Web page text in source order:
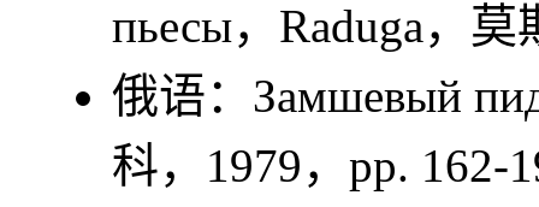
пьесы，Raduga，莫
俄语： Замшевый
科，1979，pp. 162-